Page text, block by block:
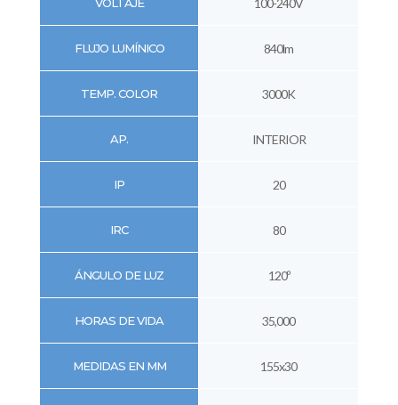
FLUJO LUMÍNICO
TEMP. COLOR
AP.
IP
IRC
ÁNGULO DE LUZ
HORAS DE VIDA
MEDIDAS EN MM
840lm
3000K
INTERIOR
20
80
120º
35,000
155x30